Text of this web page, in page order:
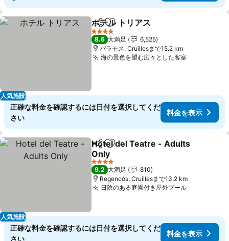
人気施設
シェアお気に入りに追加
ホテル トリアス
4 ホテルのランク
8.6 大満足
6,525
パラモス, Cruillesまで15.2 km
海の景色を望む広々とした客室料金を表示
正確な料金を確認するには日付を選択してくだ
さい
料金を表示
人気施設
シェアお気に入りに追加
Hotel del Teatre - Adults
Only
料金を表示
4 ホテルのランク
9.2 大満足
810
Regencós, Cruillesまで13.2 km
日陰のある庭園付き屋外プール料金を表示
正確な料金を確認するには日付を選択してくだ
さい
料金を表示